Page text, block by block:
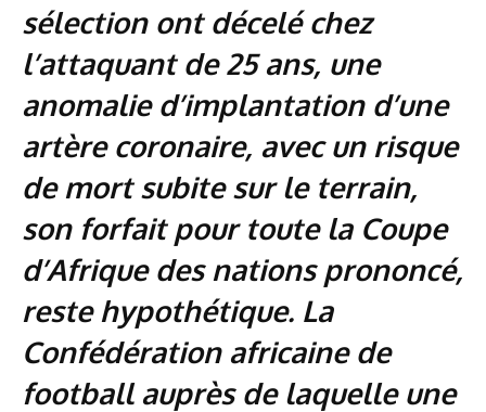
sélection ont décelé chez
l’attaquant de 25 ans, une
anomalie d’implantation d’une
artère coronaire, avec un risque
de mort subite sur le terrain,
son forfait pour toute la Coupe
d’Afrique des nations prononcé,
reste hypothétique. La
Confédération africaine de
football auprès de laquelle une